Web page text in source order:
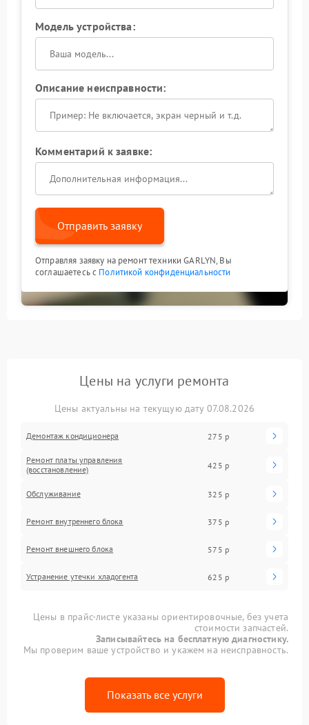
Модель устройства:
Описание неисправности:
Комментарий к заявке:
Отправить заявку
Отправляя заявку на ремонт техники GARLYN, Вы
соглашаетесь с Политикой конфиденциальности
Цены на услуги ремонта
Цены актуальны на текущую дату 07.08.2026
Демонтаж кондиционера 275 р
Ремонт платы управления
(восстановление)
425 р
Обслуживание 325 р
Ремонт внутреннего блока 375 р
Ремонт внешнего блока 575 р
Устранение утечки хладогента 625 р
Цены в прайс-листе указаны ориентировочные, без учета
стоимости запчастей.
Записывайтесь на бесплатную диагностику.
Мы проверим ваше устройство и укажем на неисправность.
Показать все услуги